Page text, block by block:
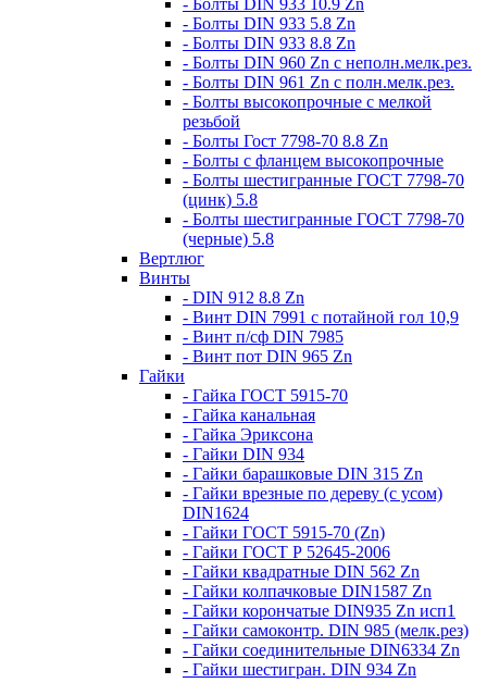
- Болты DIN 933 10.9 Zn
- Болты DIN 933 5.8 Zn
- Болты DIN 933 8.8 Zn
- Болты DIN 960 Zn c неполн.мелк.рез.
- Болты DIN 961 Zn с полн.мелк.рез.
- Болты высокопрочные с мелкой
резьбой
- Болты Гост 7798-70 8.8 Zn
- Болты с фланцем высокопрочные
- Болты шестигранные ГОСТ 7798-70
(цинк) 5.8
- Болты шестигранные ГОСТ 7798-70
(черные) 5.8
Вертлюг
Винты
- DIN 912 8.8 Zn
- Винт DIN 7991 c потайной гол 10,9
- Винт п/сф DIN 7985
- Винт пот DIN 965 Zn
Гайки
- Гайка ГОСТ 5915-70
- Гайка канальная
- Гайка Эриксона
- Гайки DIN 934
- Гайки барашковые DIN 315 Zn
- Гайки врезные по дереву (с усом)
DIN1624
- Гайки ГОСТ 5915-70 (Zn)
- Гайки ГОСТ Р 52645-2006
- Гайки квадратные DIN 562 Zn
- Гайки колпачковые DIN1587 Zn
- Гайки корончатые DIN935 Zn исп1
- Гайки самоконтр. DIN 985 (мелк.рез)
- Гайки соединительные DIN6334 Zn
- Гайки шестигран. DIN 934 Zn